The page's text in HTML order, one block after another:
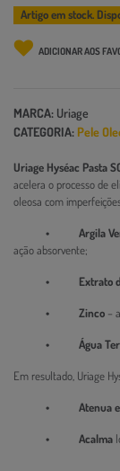
Artigo em stock.
ADICIONAR AOS
MARCA: Uriage
CATEGORIA: Pele
Uriage Hyséac Pasta
acelera o processo de
oleosa com
• Argila
ação absorvente;
• Extrato de
• Zinco –
• Água
Em resultado, Uriage
• Atenua e
• Acalma